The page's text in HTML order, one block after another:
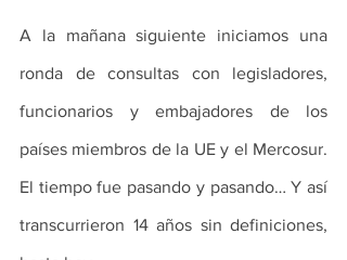
A la mañana siguiente iniciamos una
ronda de consultas con legisladores,
funcionarios y embajadores de los
países miembros de la UE y el Mercosur.
El tiempo fue pasando y pasando… Y así
transcurrieron 14 años sin definiciones,